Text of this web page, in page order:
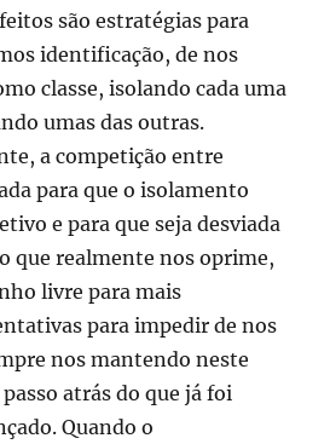
são estratégias para
identificação, de nos
classe, isolando cada uma
umas das outras.
a competição entre
para que o isolamento
e para que seja desviada
que realmente nos oprime,
livre para mais
para impedir de nos
nos mantendo neste
atrás do que já foi
Quando o